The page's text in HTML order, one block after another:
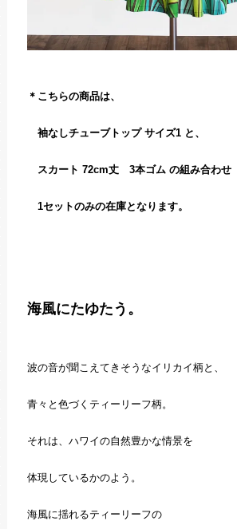
＊こちらの商品は、
袖なしチューブトップ サイズ1 と、
スカート 72cm丈 3本ゴム の組み合わせ
1セットのみの在庫となります。
海風にたゆたう。
波の音が聞こえてきそうなイリカイ柄と、
青々と色づくティーリーフ柄。
それは、ハワイの自然豊かな情景を
体現しているかのよう。
海風に揺れるティーリーフの